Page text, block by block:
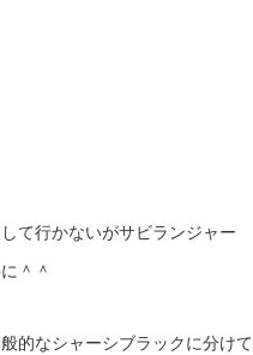
て行かないがサビランジャー
＾＾
的なシャーシブラックに分けて